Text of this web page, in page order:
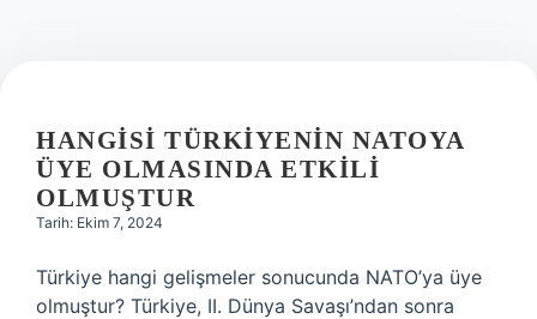
HANGISI TÜRKIYENIN NATOYA
ÜYE OLMASINDA ETKILI
OLMUŞTUR
Tarih: Ekim 7, 2024
Türkiye hangi gelişmeler sonucunda NATO’ya üye
olmuştur? Türkiye, II. Dünya Savaşı’ndan sonra